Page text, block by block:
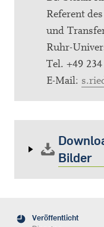
Referent
und
Ruhr-
Tel. +49
E-Mail:
Bilder
Veröffentlicht